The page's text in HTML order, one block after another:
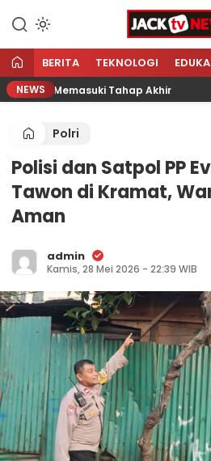
konten
Sumber Referensi
BERITA TEKNOLOGI
NEWS
Kini Memasuki Tahap Akhir
Polri
Polisi dan Satpol PP
Tawon di Kramat,
Aman
admin
Kamis, 28 Mei 2026 - 22:39 WIB